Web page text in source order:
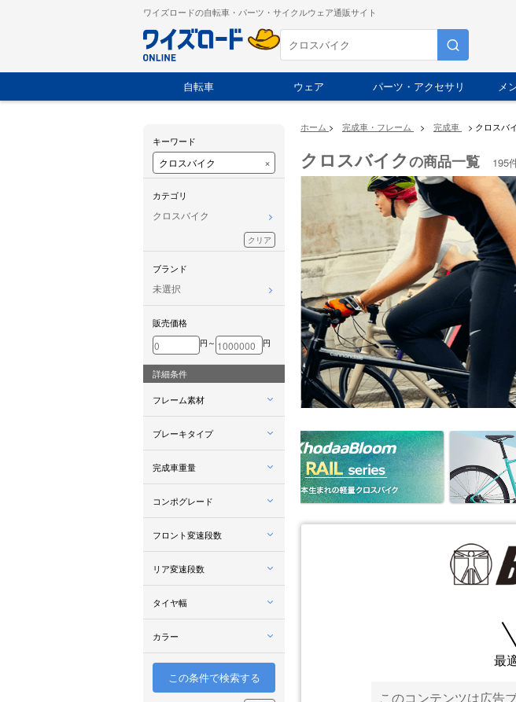
ワイズロードの自転車・パーツ・サイクルウェア通販サイト
自転車 ウェア パーツ・アクセサリ メ
ホーム > 完成車・フレーム > 完成車 > クロスバ
クロスバイクの商品一覧 195
最
このコンテンツは広告
キーワード
×
カテゴリ
クロスバイク
クリア
ブランド
未選択
販売価格
円～ 円
詳細条件
フレーム素材
ブレーキタイプ
完成車重量
コンポグレード
フロント変速段数
リア変速段数
タイヤ幅
カラー
この条件で検索する